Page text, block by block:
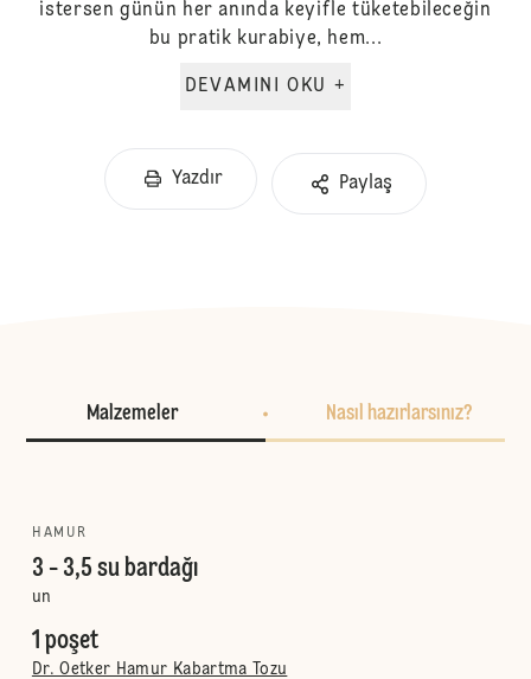
istersen günün her anında keyifle tüketebileceğin
bu pratik kurabiye, hem...
DEVAMINI OKU +
Yazdır Paylaş
Malzemeler Nasıl hazırlarsınız?
HAMUR
3 - 3,5 su bardağı
un
1 poşet
Dr. Oetker Hamur Kabartma Tozu